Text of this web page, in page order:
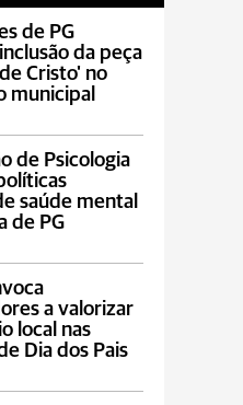
de PG
da peça
Cristo' no
municipal
de Psicologia
saúde mental
de PG
a valorizar
local nas
Dia dos Pais